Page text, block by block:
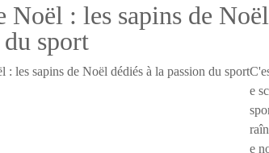
Noël : les sapins de
sport
e
e